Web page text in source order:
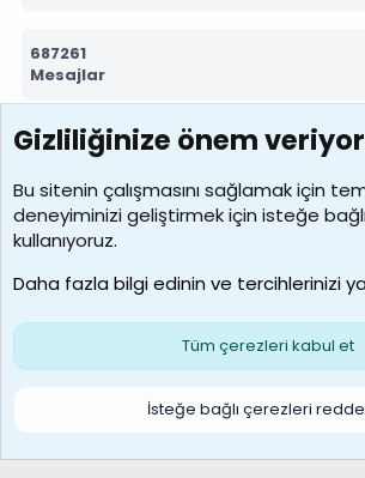
687261
Mesajlar
7388
Kullanıcılar
borabekirogluu
Son üye
Çerezler
S
Gizliliğinize önem
Bu sitenin çalışmasını sağlamak için
deneyiminizi geliştirmek için isteğe
kullanıyoruz.
Daha fazla bilgi edinin ve tercihlerinizi
Tüm çerezleri kabul et
İsteğe bağlı çerezleri